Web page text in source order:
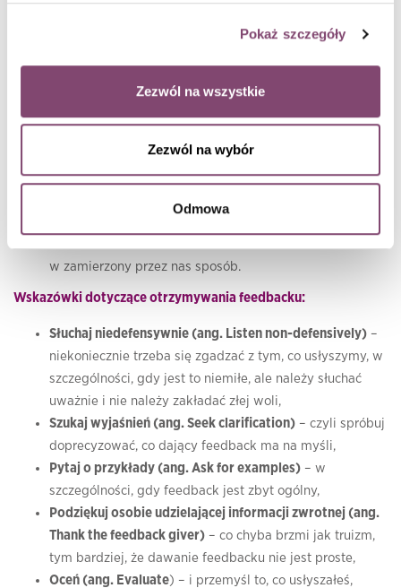
Pokaż szczegóły
Zezwól na wszystkie
Zezwól na wybór
Odmowa
późno (bo nikt już nie pamięta, o co chodziło) ani zbyt
szybko, w szczególności, żeby nabrać dystansu do
opisywanych wydarzeń,
i negatywny feedback,
Odpowiednio zrozumiany przez otrzymującego (ang.
w zamierzony przez nas sposób.
Wskazówki dotyczące otrzymywania feedbacku:
Słuchaj niedefensywnie (ang. Listen non-defensively) –
niekoniecznie trzeba się zgadzać z tym, co usłyszymy, w
szczególności, gdy jest to niemiłe, ale należy słuchać
uważnie i nie należy zakładać złej woli,
Szukaj wyjaśnień (ang. Seek clarification) – czyli spróbuj
doprecyzować, co dający feedback ma na myśli,
Pytaj o przykłady (ang. Ask for examples) – w
szczególności, gdy feedback jest zbyt ogólny,
Podziękuj osobie udzielającej informacji zwrotnej (ang.
Thank the feedback giver) – co chyba brzmi jak truizm,
tym bardziej, że dawanie feedbacku nie jest proste,
Oceń (ang. Evaluate) – i przemyśl to, co usłyszałeś,